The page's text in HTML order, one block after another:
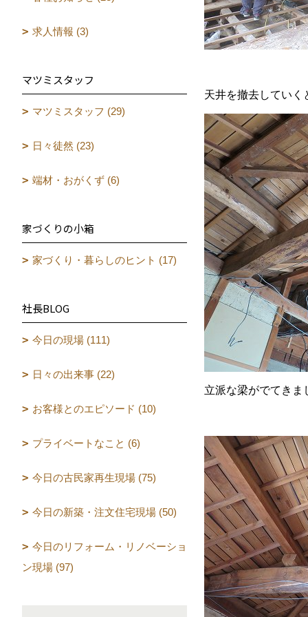
天井を撤去していく
立派な梁がでてきま
求人情報 (3)
マツミスタッフ
マツミスタッフ (29)
日々徒然 (23)
端材・おがくず (6)
家づくりの小箱
家づくり・暮らしのヒント (17)
社長BLOG
今日の現場 (111)
日々の出来事 (22)
お客様とのエピソード (10)
プライベートなこと (6)
今日の古民家再生現場 (75)
今日の新築・注文住宅現場 (50)
今日のリフォーム・リノベーショ
ン現場 (97)